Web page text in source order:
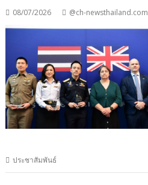
08/07/2026 @ch-newsthailand.com
ประชาสัมพันธ์